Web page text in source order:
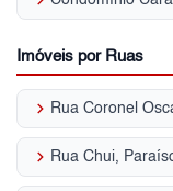
Imóveis por Ruas
keyboard_arrow_right Rua Coronel
keyboard_arrow_right Rua Chui,